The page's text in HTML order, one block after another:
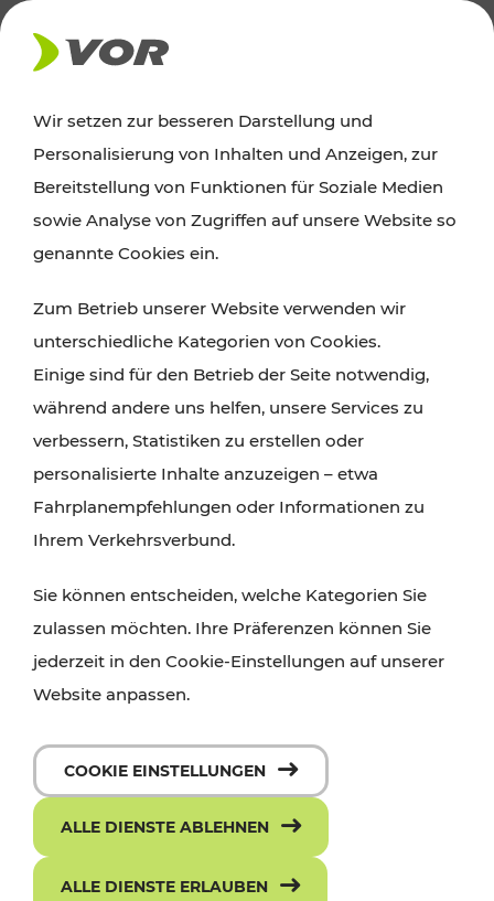
AKTUELLES
Ausflugstipps
Wien, Niederösterreich und das Burgenland
Wanderungen, Kultur und Gastronomie,
Radtouren oder purer Naturgenuss – viele
Attraktionen sind mit den Ticket- und Fahrplan-
Angeboten des VOR gut und schnell erreichbar.
Wir setzen zur besseren Darstellung und
Personalisierung von Inhalten und Anzeigen, zur
Bereitstellung von Funktionen für Soziale Medien
sowie Analyse von Zugriffen auf unsere Website so
genannte Cookies ein.
Zum Betrieb unserer Website verwenden wir
unterschiedliche Kategorien von Cookies.
Einige sind für den Betrieb der Seite notwendig,
während andere uns helfen, unsere Services zu
verbessern, Statistiken zu erstellen oder
personalisierte Inhalte anzuzeigen – etwa
Fahrplanempfehlungen oder Informationen zu
Ihrem Verkehrsverbund.
Sie können entscheiden, welche Kategorien Sie
zulassen möchten. Ihre Präferenzen können Sie
jederzeit in den Cookie-Einstellungen auf unserer
Website anpassen.
COOKIE EINSTELLUNGEN
ALLE DIENSTE ABLEHNEN
ALLE DIENSTE ERLAUBEN